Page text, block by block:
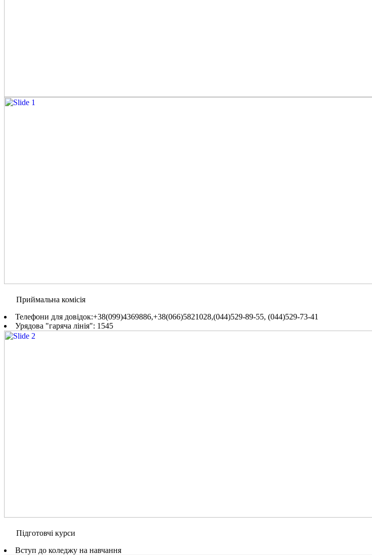
Приймальна комісія
Телефони для довідок:+38(099)4369886,+38(066)5821028,(044)529-89-55, (044)529-73-41
Урядова "гаряча лінія": 1545
Підготовчі курси
Вступ до коледжу на навчання